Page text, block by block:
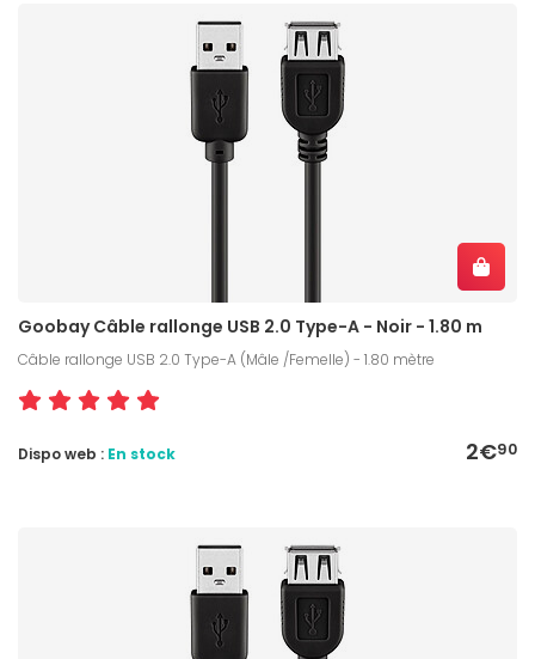
Goobay Câble rallonge USB 2.0 Type-A - Noir - 1.80 m
Câble rallonge USB 2.0 Type-A (Mâle /Femelle) - 1.80 mètre
2€90
Dispo web : En stock